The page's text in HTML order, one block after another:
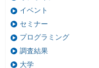
イベント
セミナー
プログラミング
調査結果
大学